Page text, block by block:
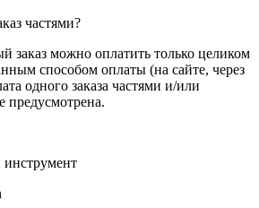
частями?
заказ можно оплатить только целиком
способом оплаты (на сайте, через
одного заказа частями и/или
предусмотрена.